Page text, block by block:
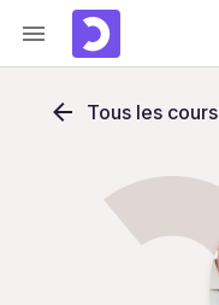
Tous les cours